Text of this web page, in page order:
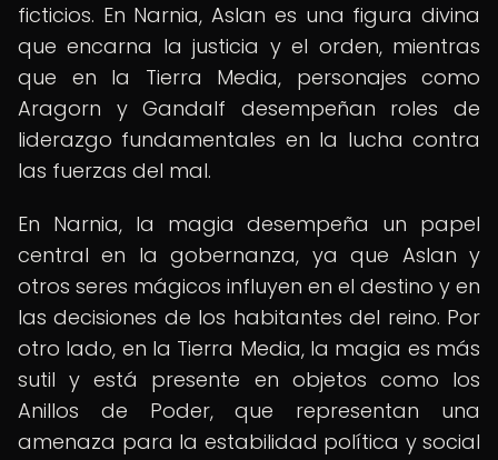
ficticios. En Narnia, Aslan es una figura divina
que encarna la justicia y el orden, mientras
que en la Tierra Media, personajes como
Aragorn y Gandalf desempeñan roles de
liderazgo fundamentales en la lucha contra
las fuerzas del mal.
En Narnia, la magia desempeña un papel
central en la gobernanza, ya que Aslan y
otros seres mágicos influyen en el destino y en
las decisiones de los habitantes del reino. Por
otro lado, en la Tierra Media, la magia es más
sutil y está presente en objetos como los
Anillos de Poder, que representan una
amenaza para la estabilidad política y social